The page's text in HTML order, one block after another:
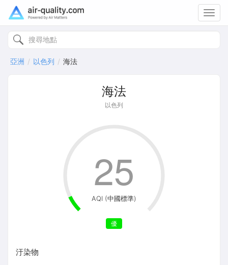
亞洲 以色列 海法
海法
以色列
AQI (中國標準)
優
25
汙染物